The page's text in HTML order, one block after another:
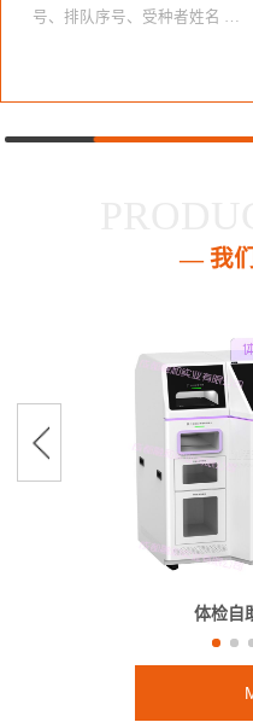
号、排队序号、受种者姓名 …
— 我
体检自